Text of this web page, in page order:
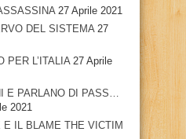
27 Aprile 2021
DEL SISTEMA 27
PER L’ITALIA 27 Aprile
E PARLANO DI PASS…
2021
E IL BLAME THE VICTIM